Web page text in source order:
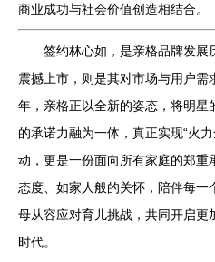
商业成功与社会价值创造相结合。
签约林心如，是亲格品牌发展
震撼上市，则是其对市场与用户
年，亲格正以全新的姿态，将明
的承诺力融为一体，真正实现“火
动，更是一份面向所有家庭的郑重
态度、如家人般的关怀，陪伴每
母从容应对育儿挑战，共同开启
时代。